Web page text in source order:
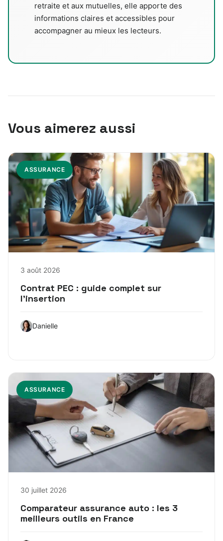
retraite et aux mutuelles, elle apporte des
informations claires et accessibles pour
accompagner au mieux les lecteurs.
Vous aimerez aussi
ASSURANCE
3 août 2026
Contrat PEC : guide complet sur
l’insertion
Danielle
ASSURANCE
30 juillet 2026
Comparateur assurance auto : les 3
meilleurs outils en France